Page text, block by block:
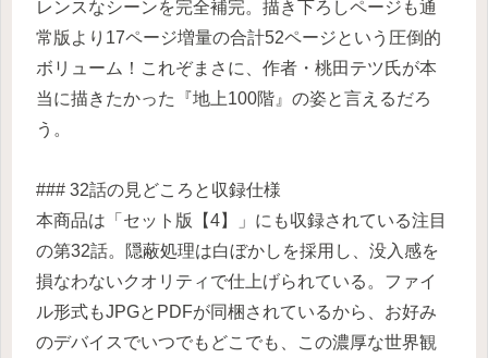
レンスなシーンを完全補完。描き下ろしページも通
常版より17ページ増量の合計52ページという圧倒的
ボリューム！これぞまさに、作者・桃田テツ氏が本
当に描きたかった『地上100階』の姿と言えるだろ
う。
### 32話の見どころと収録仕様
本商品は「セット版【4】」にも収録されている注目
の第32話。隠蔽処理は白ぼかしを採用し、没入感を
損なわないクオリティで仕上げられている。ファイ
ル形式もJPGとPDFが同梱されているから、お好み
のデバイスでいつでもどこでも、この濃厚な世界観